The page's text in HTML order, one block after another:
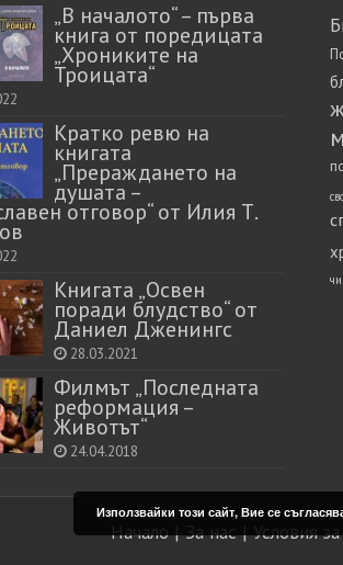
„В началото“ – първа
книга от поредицата
„Хрониките на
Троицата“
Кратко ревю на
книгата
„Прераждането на
душата –
отговор“ от Илия Т.
Книгата „Освен
поради блудство“ от
Даниел Дженингс
28.03.2021
Филмът „Последната
реформация –
Животът“
24.04.2018
Начало|За нас|Условия
Използвайки този сайт, Вие се